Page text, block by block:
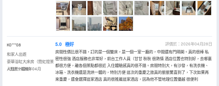
K0***08
和家人出遊
豪華浴缸大床房（霓虹燈景
+洗烘一體機）
入住於2026年04月
5.0 極好
評價於：2026年04月28日
房間性價比很不錯，訂的是一個雙床，是一個一室一廳的，中間還有門隔開。真的很棒 私
密性很強 酒店服務也非常好，前台工作人員（甘甘 秋秋 很熱情 酒店位置也特別好，去哪裏
都很方便，離各個景點都很近 入住體驗感真的很不錯。房間特別大，有沙發，有洗衣機、
冰箱、洗衣機還是洗烘一體的，特別方便 這次的重慶之旅真的狠狠驚喜到了，下次如果再
來重慶，還會選擇這家酒店 真的很推薦這家酒店，因為他不管地理位置優越 很便利